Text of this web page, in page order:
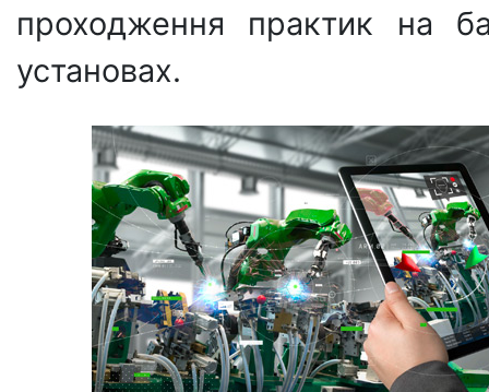
проходження практик на
установах.